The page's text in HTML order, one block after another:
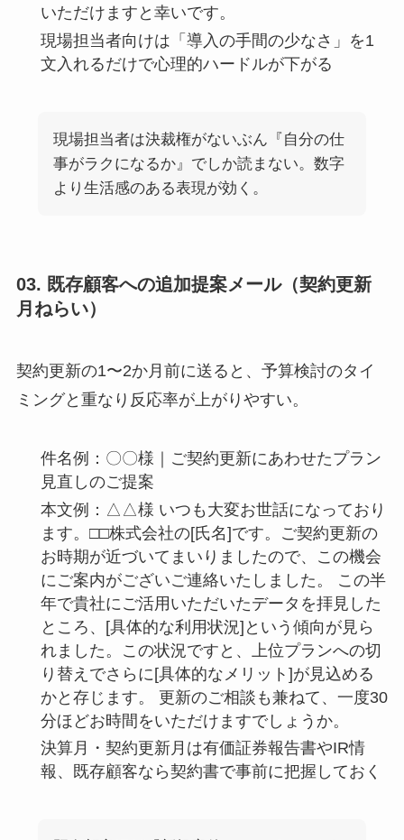
いただけますと幸いです。
現場担当者向けは「導入の手間の少なさ」を1
文入れるだけで心理的ハードルが下がる
現場担当者は決裁権がないぶん『自分の仕
事がラクになるか』でしか読まない。数字
より生活感のある表現が効く。
03. 既存顧客への追加提案メール（契約更新
月ねらい）
契約更新の1〜2か月前に送ると、予算検討のタイ
ミングと重なり反応率が上がりやすい。
件名例：〇〇様｜ご契約更新にあわせたプラン
見直しのご提案
本文例：△△様 いつも大変お世話になっており
ます。□□株式会社の[氏名]です。ご契約更新の
お時期が近づいてまいりましたので、この機会
にご案内がございご連絡いたしました。 この半
年で貴社にご活用いただいたデータを拝見した
ところ、[具体的な利用状況]という傾向が見ら
れました。この状況ですと、上位プランへの切
り替えでさらに[具体的なメリット]が見込める
かと存じます。 更新のご相談も兼ねて、一度30
分ほどお時間をいただけますでしょうか。
決算月・契約更新月は有価証券報告書やIR情
報、既存顧客なら契約書で事前に把握しておく